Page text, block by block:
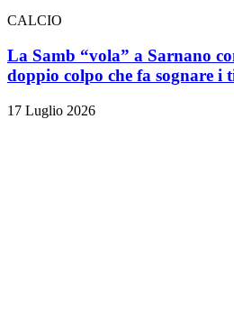
CALCIO
La Samb “vola” a Sarnano
doppio colpo che fa sognare i
17 Luglio 2026